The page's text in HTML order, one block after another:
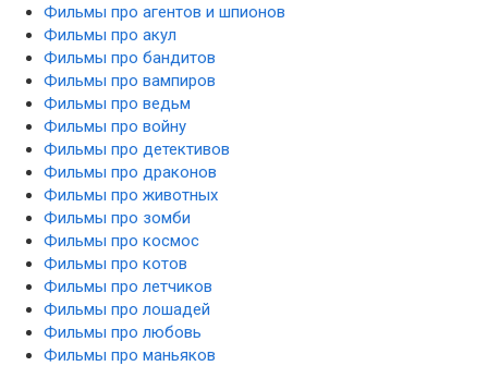
Фильмы про агентов и шпионов
Фильмы про акул
Фильмы про бандитов
Фильмы про вампиров
Фильмы про ведьм
Фильмы про войну
Фильмы про детективов
Фильмы про драконов
Фильмы про животных
Фильмы про зомби
Фильмы про космос
Фильмы про котов
Фильмы про летчиков
Фильмы про лошадей
Фильмы про любовь
Фильмы про маньяков